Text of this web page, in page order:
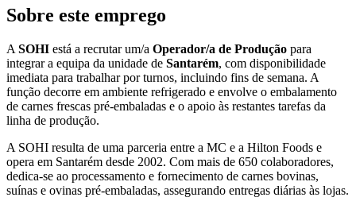
Sobre este emprego
A SOHI está a recrutar um/a Operador/a de Produção para
integrar a equipa da unidade de Santarém, com disponibilidade
imediata para trabalhar por turnos, incluindo fins de semana. A
função decorre em ambiente refrigerado e envolve o embalamento
de carnes frescas pré-embaladas e o apoio às restantes tarefas da
linha de produção.
A SOHI resulta de uma parceria entre a MC e a Hilton Foods e
opera em Santarém desde 2002. Com mais de 650 colaboradores,
dedica-se ao processamento e fornecimento de carnes bovinas,
suínas e ovinas pré-embaladas, assegurando entregas diárias às lojas.